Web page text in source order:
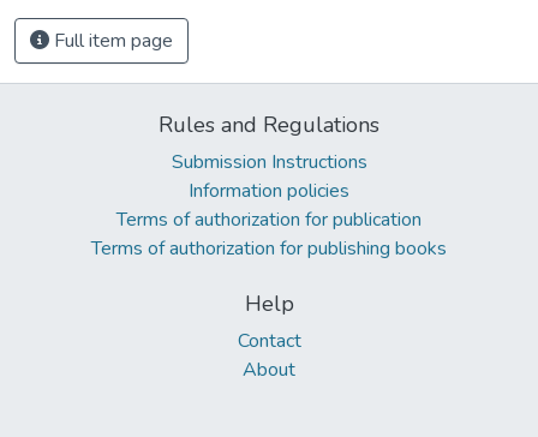
Full item page
Rules and Regulations
Submission Instructions
Information policies
Terms of authorization for publication
Terms of authorization for publishing books
Help
Contact
About